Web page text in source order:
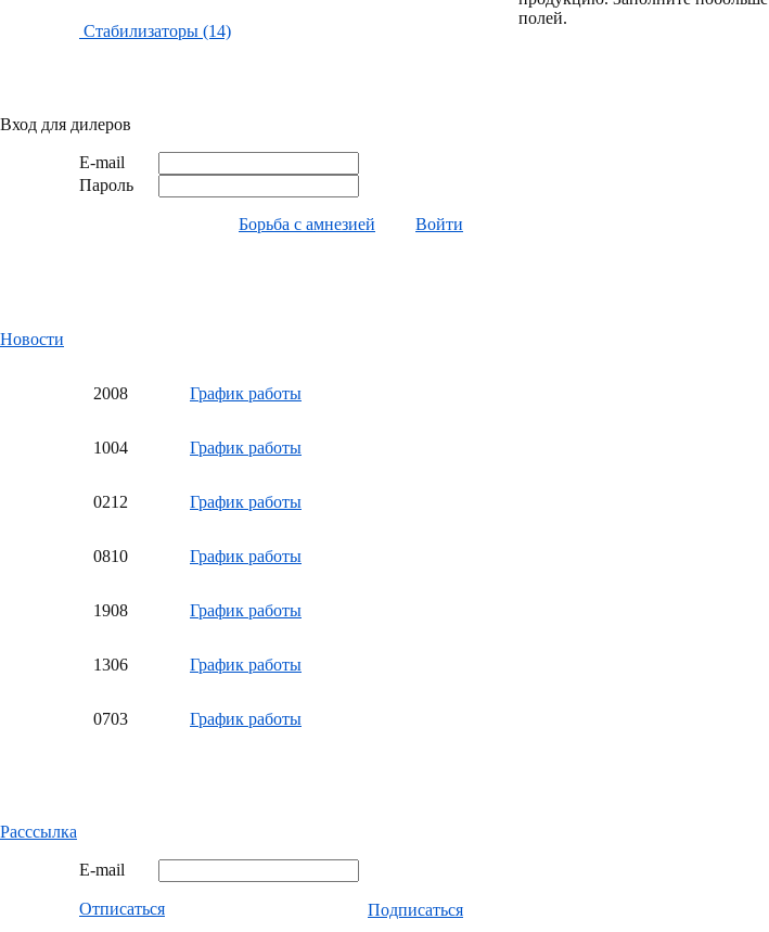
Стабилизаторы (14)
Вход для дилеров
E-mail
Пароль
Борьба с амнезией Войти
Новости
2008 График работы
1004 График работы
0212 График работы
0810 График работы
1908 График работы
1306 График работы
0703 График работы
Расссылка
E-mail
Отписаться Подписаться
полей.